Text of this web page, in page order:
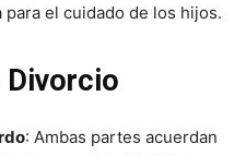
el cuidado de los hijos.
Divorcio
: Ambas partes acuerdan